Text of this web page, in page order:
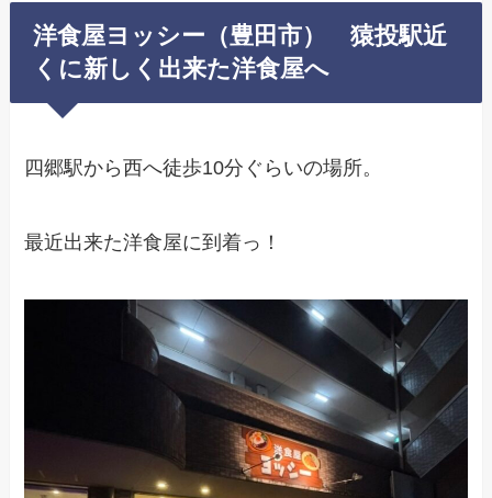
洋食屋ヨッシー（豊田市） 猿投駅近
くに新しく出来た洋食屋へ
四郷駅から西へ徒歩10分ぐらいの場所。
最近出来た洋食屋に到着っ！